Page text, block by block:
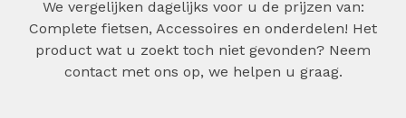
We vergelijken dagelijks voor u de prijzen van:
Complete fietsen, Accessoires en onderdelen! Het
product wat u zoekt toch niet gevonden? Neem
contact met ons op, we helpen u graag.